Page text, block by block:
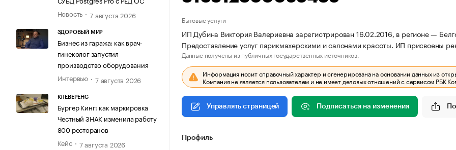
Новость
7 августа 2026
ЗДОРОВЫЙ МИР
Бизнес из гаража: как врач-
гинеколог запустил
производство оборудования
Интервью
7 августа 2026
КЛЕВЕРЕНС
Бургер Кинг: как маркировка
Честный ЗНАК изменила работу
800 ресторанов
Кейс
7 августа 2026
Бытовые услуги
ИП Дубина Виктория Валериевна зарегистрирован 16.02.2016, в регионе —
Предоставление услуг парикмахерскими и салонами красоты. ИП
Данные получены из публичных государственных источников.
Информация носит справочный характер и сгенерирована на основании данных из
Компания не является пользователем и не имеет деловых отношений с сервисом РБК
Управлять страницей Подписаться на изменения
Профиль